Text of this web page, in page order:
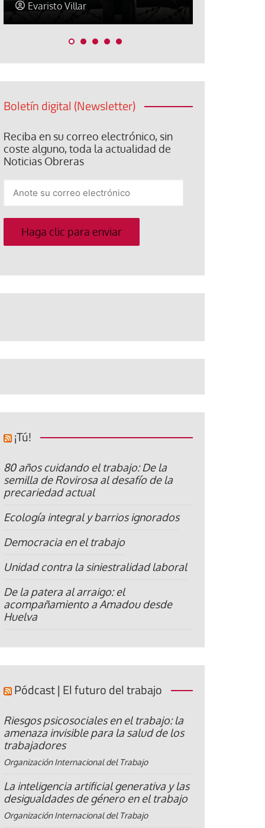
Araceli Caballero
Boletín digital (Newsletter)
Reciba en su correo electrónico, sin
coste alguno, toda la actualidad de
Noticias Obreras
su
correo
electrónico
Haga clic para enviar
¡Tú!
80 años cuidando el trabajo: De la
semilla de Rovirosa al desafío de la
precariedad actual
Ecología integral y barrios ignorados
Democracia en el trabajo
Unidad contra la siniestralidad laboral
De la patera al arraigo: el
acompañamiento a Amadou desde
Huelva
Pódcast | El futuro del trabajo
Riesgos psicosociales en el trabajo: la
amenaza invisible para la salud de los
trabajadores
Organización Internacional del Trabajo
La inteligencia artificial generativa y las
desigualdades de género en el trabajo
Organización Internacional del Trabajo